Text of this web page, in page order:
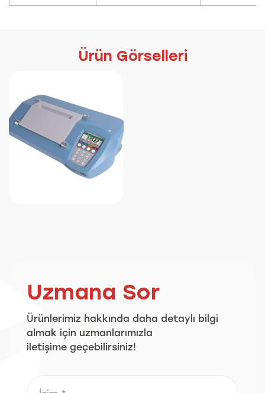
Ürün Görselleri
Uzmana Sor
Ürünlerimiz hakkında daha detaylı bilgi
almak için uzmanlarımızla
iletişime geçebilirsiniz!